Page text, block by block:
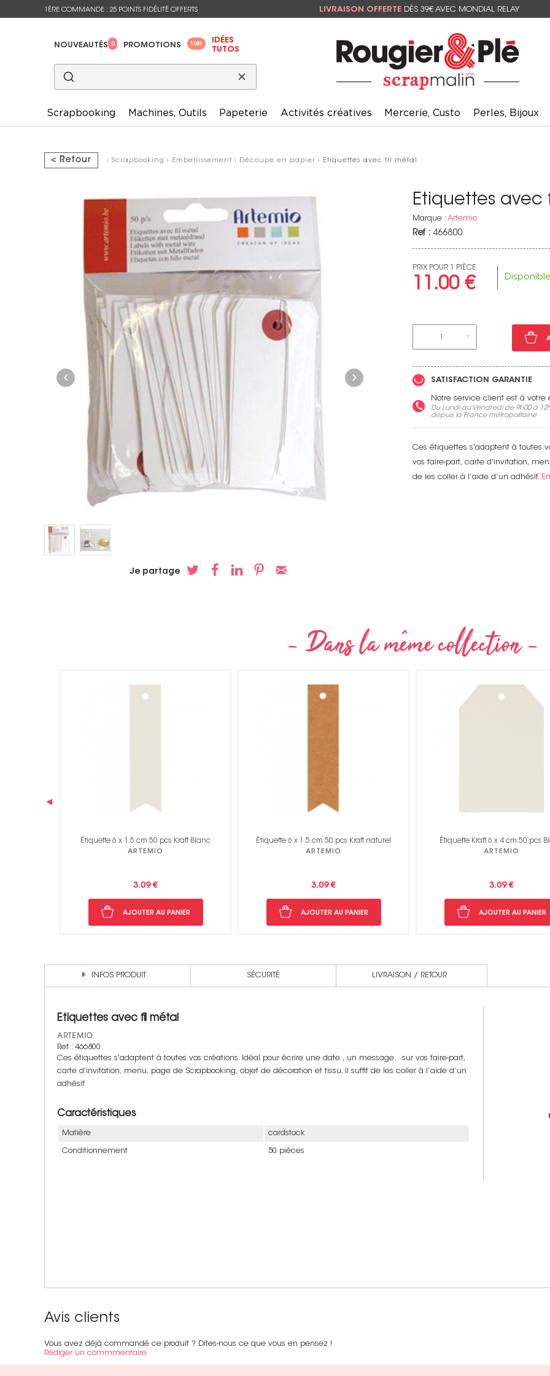
1ÈRE COMMANDE : 25 POINTS FIDÉLITÉ OFFERTS LIVRAISON OFFERTE DÈS 39€ AVEC MONDIAL RELAY
NOUVEAUTÉS 0 PROMOTIONS 1081
IDÉES
TUTOS
Scrapbooking Machines, Outils Papeterie Activités créatives Mercerie, Custo Perles, Bijoux
Voir toutes nos marques
< Retour › Scrapbooking › Embellissement › Découpe en papier › Etiquettes avec fil métal
Je partage
Etiquettes avec
Marque : Artemio
Ref : 466800
PRIX POUR 1 PIÈCE
11.00 €
1
SATISFACTION GARANTIE
Notre service client est à
Du Lundi au Vendredi de 9h00 à
depuis la France métropolitaine
Ces étiquettes s'adaptent à toutes
vos faire-part, carte d'invitation,
de les coller à l’aide d’un adhésif.
Étiquette 6 x 1.5 cm 50 pcs Kraft Blanc
ARTEMIO
3.09 €
AJOUTER AU PANIER
Étiquette 6 x 1.5 cm 50 pcs Kraft naturel
ARTEMIO
3.09 €
AJOUTER AU PANIER
Étiquette Kraft 6 x 4 cm 50 pcs
ARTEMIO
3.09 €
AJOUTER AU PANIER
‹
INFOS PRODUIT SÉCURITÉ LIVRAISON / RETOUR
Etiquettes avec fil métal
ARTEMIO
Ref : 466800
Ces étiquettes s'adaptent à toutes vos créations. Idéal pour écrire une date , un message…sur vos faire-part,
carte d'invitation, menu, page de Scrapbooking, objet de décoration et tissu. Il suffit de les coller à l’aide d’un
adhésif.
Caractéristiques
Matière cardstock
Conditionnement 50 pièces
Avis clients
Vous avez déjà commandé ce produit ? Dites-nous ce que vous en pensez !
Rédiger un commmentaire
Non merci !